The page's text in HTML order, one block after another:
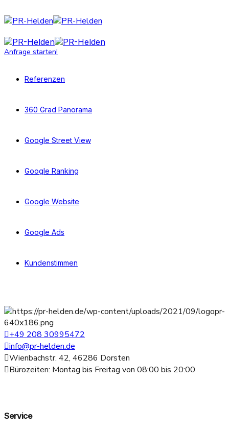
Anfrage starten!
Referenzen
360 Grad Panorama
Google Street View
Google Ranking
Google Website
Google Ads
Kundenstimmen
+49 208 30995472
info@pr-helden.de
Wienbachstr. 42, 46286 Dorsten
Bürozeiten: Montag bis Freitag von 08:00 bis 20:00
Service